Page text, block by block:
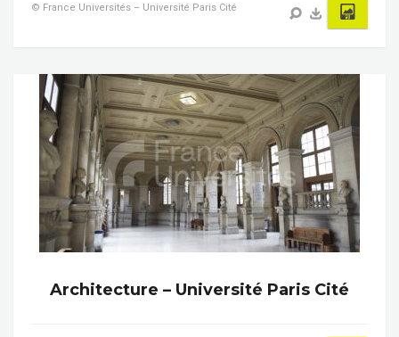
© France Universités – Université Paris Cité
Architecture – Université Paris Cité